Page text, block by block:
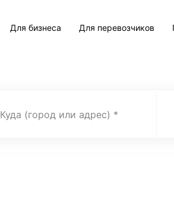
Для бизнеса Для перевозчиков
Куда (город или адрес)